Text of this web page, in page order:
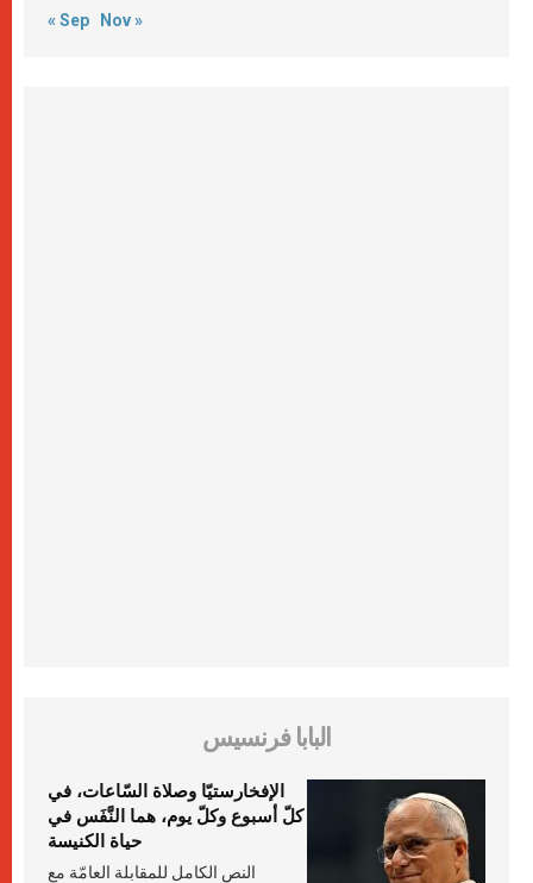
« Sep Nov »
البابا فرنسيس
الإفخارستيّا وصلاة السّاعات، في
كلّ أسبوع وكلّ يوم، هما النَّفَس في
حياة الكنيسة
النص الكامل للمقابلة العامّة مع